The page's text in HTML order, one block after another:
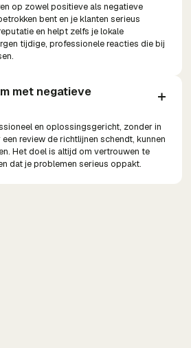
op zowel positieve als negatieve
bent en je klanten serieus
en helpt zelfs je lokale
tijdige, professionele reacties die bij
met negatieve
en oplossingsgericht, zonder in
review de richtlijnen schendt, kunnen
Het doel is altijd om vertrouwen te
dat je problemen serieus oppakt.